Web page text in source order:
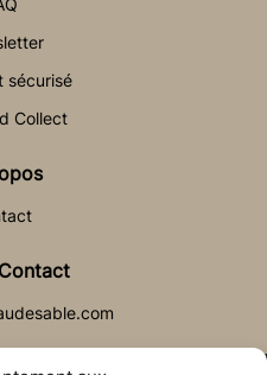
sécurisé
Collect